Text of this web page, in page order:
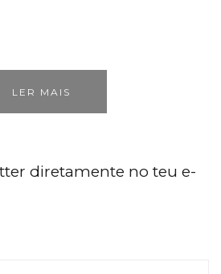
LER MAIS
diretamente no teu e-